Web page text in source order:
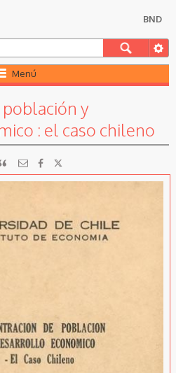
BND
Menú
y
: el caso chileno
Citar